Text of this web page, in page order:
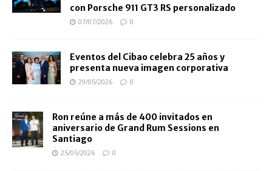
con Porsche 911 GT3 RS personalizado
07/07/2026 0
Eventos del Cibao celebra 25 años y
presenta nueva imagen corporativa
29/05/2026 0
Ron reúne a más de 400 invitados en
aniversario de Grand Rum Sessions en
Santiago
25/05/2026 0